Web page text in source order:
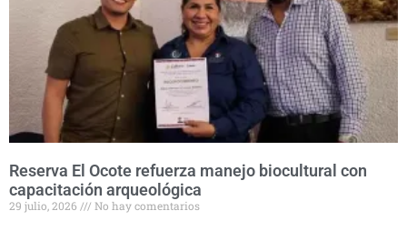
Reserva El Ocote refuerza manejo biocultural con
capacitación arqueológica
29 julio, 2026 No hay comentarios